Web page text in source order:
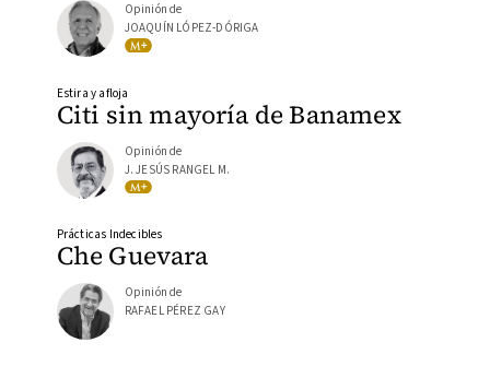
Opinión de
JOAQUÍN LÓPEZ-DÓRIGA
Citi sin mayoría de Banamex
Estira y afloja
Opinión de
J. JESÚS RANGEL M.
Che Guevara
Prácticas Indecibles
Opinión de
RAFAEL PÉREZ GAY